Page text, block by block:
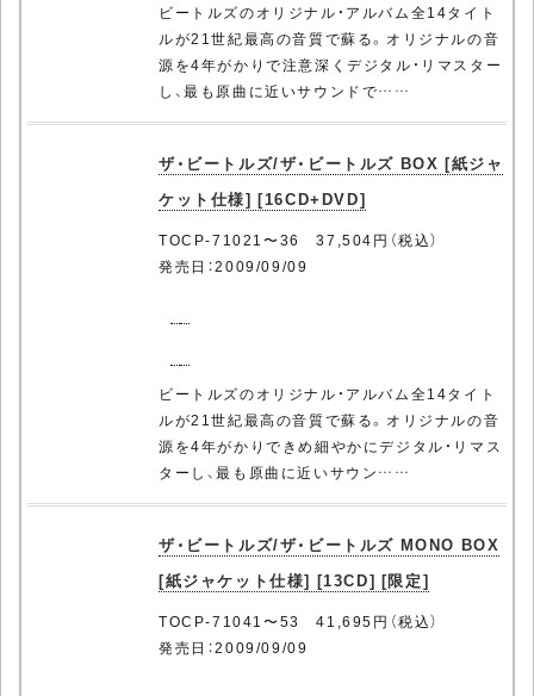
ビートルズのオリジナル・アルバム全14タイト
ルが21世紀最高の音質で蘇る。オリジナルの音
源を4年がかりで注意深くデジタル・リマスター
し、最も原曲に近いサウンドで……
ザ・ビートルズ/ザ・ビートルズ BOX [紙ジャ
ケット仕様] [16CD+DVD]
TOCP-71021〜36 37,504円（税込）
発売日：2009/09/09
ビートルズのオリジナル・アルバム全14タイト
ルが21世紀最高の音質で蘇る。オリジナルの音
源を4年がかりできめ細やかにデジタル・リマス
ターし、最も原曲に近いサウン……
ザ・ビートルズ/ザ・ビートルズ MONO BOX
[紙ジャケット仕様] [13CD] [限定]
TOCP-71041〜53 41,695円（税込）
発売日：2009/09/09